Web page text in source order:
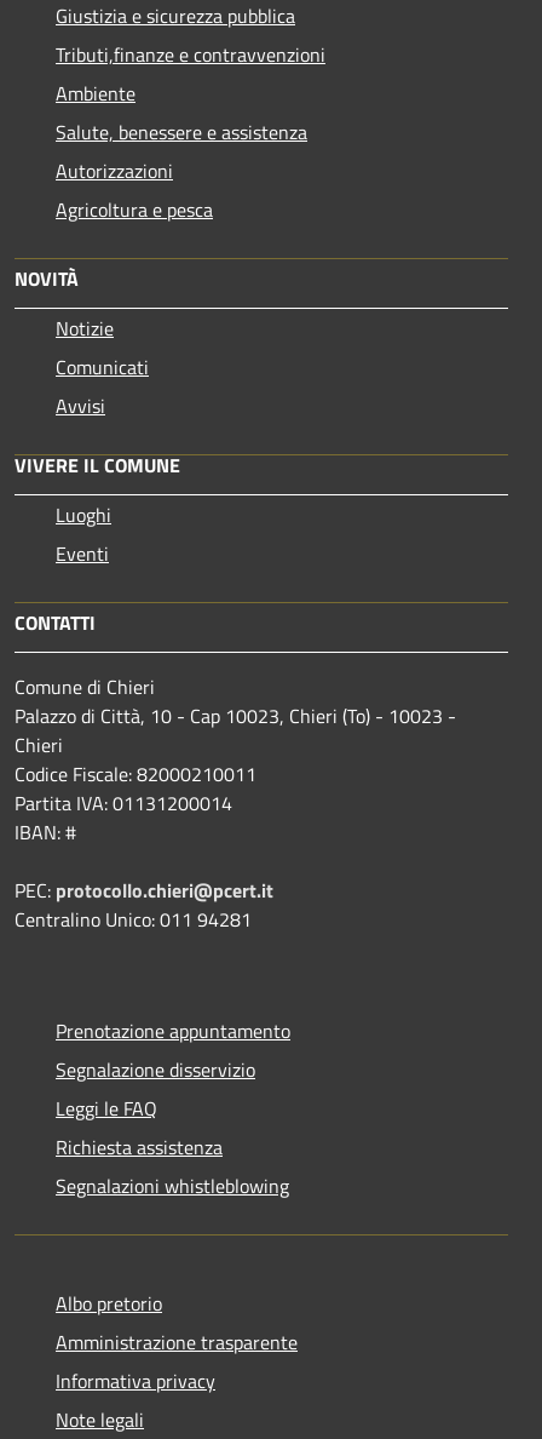
Giustizia e sicurezza pubblica
Tributi,finanze e contravvenzioni
Ambiente
Salute, benessere e assistenza
Autorizzazioni
Agricoltura e pesca
NOVITÀ
Notizie
Comunicati
Avvisi
VIVERE IL COMUNE
Luoghi
Eventi
CONTATTI
Comune di Chieri
Palazzo di Città, 10 - Cap 10023, Chieri (To) - 10023 -
Chieri
Codice Fiscale: 82000210011
Partita IVA: 01131200014
IBAN: #
PEC: protocollo.chieri@pcert.it
Centralino Unico: 011 94281
Prenotazione appuntamento
Segnalazione disservizio
Leggi le FAQ
Richiesta assistenza
Segnalazioni whistleblowing
Albo pretorio
Amministrazione trasparente
Informativa privacy
Note legali